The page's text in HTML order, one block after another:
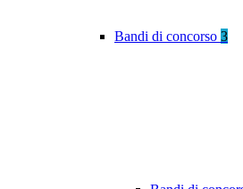
Bandi di concorso 3